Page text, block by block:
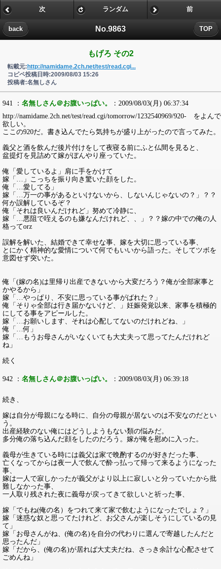
No.9863
back TOP
次 ランダム 前
もげろ その2
転載元: http://namidame.2ch.net/test/read.cgi...
コピペ投稿日時:2009/08/03 15:26
投稿者:名無しさん
941 ： 名無しさん＠お腹いっぱい。
：2009/08/03(月) 06:37:34
http://namidame.2ch.net/test/read.cgi/tomorrow/1232540969/920- をよんで
欲しい。
ここの920だ。書き込んでたら気持ちが盛り上がったので言ってみた。
義父と酒を飲んだ後片付けをして夜寝る前にふと仏間を見ると、
盆提灯を見詰めて嫁がぼんやり座っていた。
俺「愛しているよ」肩に手をかけて
嫁「…」こっちを振り向き驚いた顔をした。
俺「…愛してる」
嫁「…万一の事があるといけないから、しないんじゃないの？」？？
何か誤解しているぞ？
俺「それは良いんだけれど」努めて冷静に、
嫁「…悪阻で咥えるのも嫌なんだけれど、、」？？嫁の中での俺の人
格ってorz
誤解を解いた、結婚できて幸せな事、嫁を大切に思っている事、
とにかく精神的な愛情について何でもいいから語った。そしてツボを
意図せず突いた。
俺「(嫁の名)は里帰り出産できないから大変だろう？俺が全部家事と
かやるから」
嫁「…やっぱり、不安に思っている事がばれた？」
俺「そりゃ全部は行き届かないけど、」妊娠発覚以来、家事を積極的
にしてる事をアピールした。
嫁「…お願いします、それは心配してないのだけれどね、」
俺「…何」
嫁「…もうお母さんがいなくいても大丈夫って思ってたんだけれど
ね」
続く
942 ： 名無しさん＠お腹いっぱい。 ：2009/08/03(月) 06:39:18
続き、
嫁は自分が母親になる時に、自分の母親が居ないのは不安なのだとい
う。
出産経験のない俺にはどうしようもない類の悩みだ。
多分俺の落ち込んだ顔をしたのだろう。嫁が俺を慰めに入った。
義母が生きている時には義父は家で晩酌するのが好きだった事、
亡くなってからは夜一人で飲んで酔っ払って帰って来るようになった
事、
嫁は一人で寂しかったが義父がより以上に寂しいと分っていたから批
難しなかった事、
一人取り残された夜に義母が戻ってきて欲しいと祈った事、
嫁「でもね(俺の名）をつれて来て家で飲むようになったでしょ？」
嫁「迷惑な奴と思ってたけれど、お父さんが楽しそうにしているの見
て」
嫁「お母さんがね、(俺の名)を自分の代わりに選んで寄越したんだと
思ったんだ」
嫁「だから、(俺の名)が居れば大丈夫だね、さっき余計な心配させて
ごめんね」